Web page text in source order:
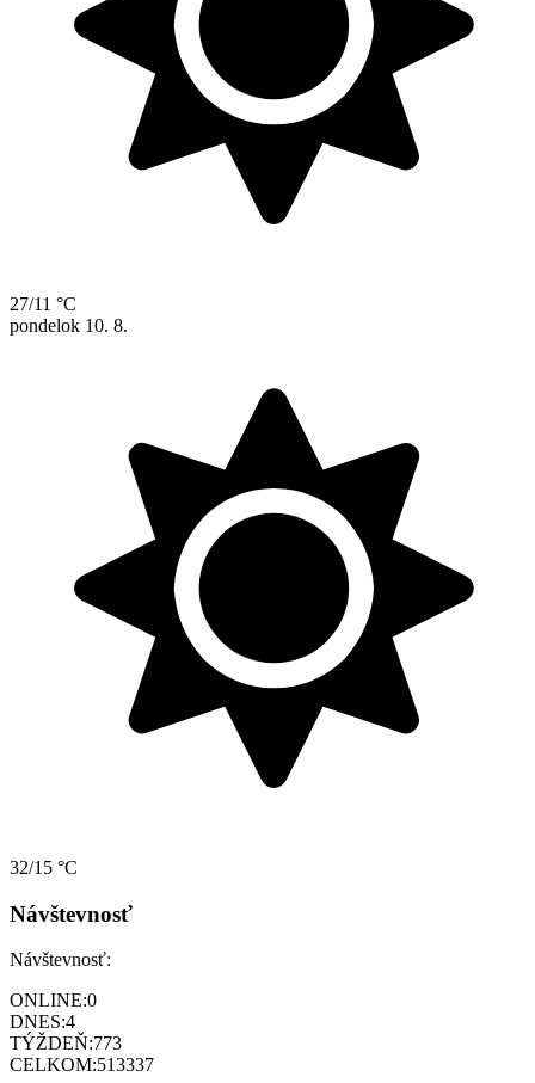
27/11 °C
pondelok 10. 8.
32/15 °C
Návštevnosť
Návštevnosť:
ONLINE:0
DNES:4
TÝŽDEŇ:773
CELKOM:513337